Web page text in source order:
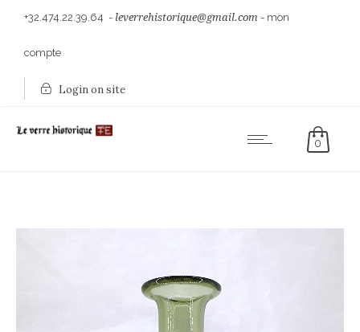
+32.474.22.39.64 - leverrehistorique@gmail.com - mon
compte
Login on site
0